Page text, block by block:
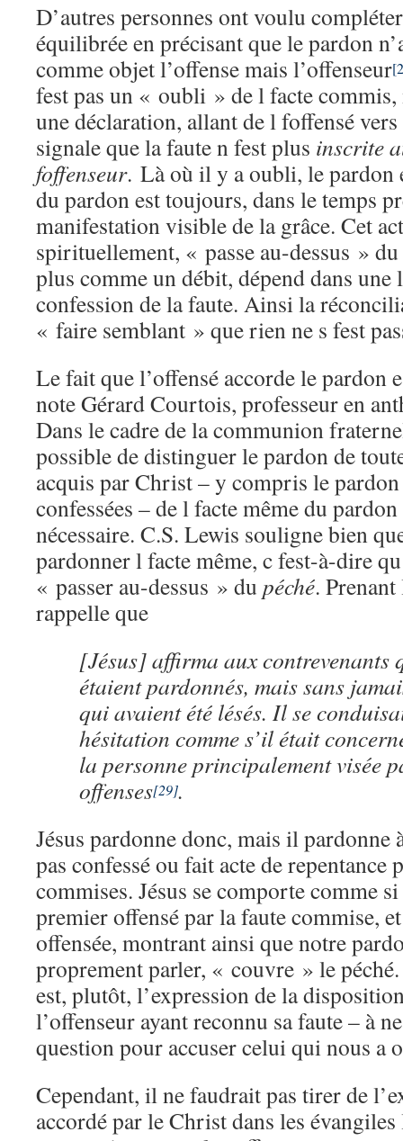
D’autres personnes ont voulu
équilibrée en précisant que le pardon
comme objet l’offense mais l’offenseur
fest pas un « oubli » de l facte commis,
une déclaration, allant de l foffensé
signale que la faute n fest plus inscrite
foffenseur. Là où il y a oubli, le
du pardon est toujours, dans le temps
manifestation visible de la grâce. Cet
spirituellement, « passe au-dessus »
plus comme un débit, dépend dans une
confession de la faute. Ainsi la
« faire semblant » que rien ne s fest
Le fait que l’offensé accorde le pardon
note Gérard Courtois, professeur en
Dans le cadre de la communion
possible de distinguer le pardon de
acquis par Christ – y compris le
confessées – de l facte même du
nécessaire. C.S. Lewis souligne bien
pardonner l facte même, c fest-à-dire
« passer au-dessus » du péché.
rappelle que
[Jésus] affirma aux contrevenants
étaient pardonnés, mais sans
qui avaient été lésés. Il se
hésitation comme s’il était
la personne principalement visée
offenses[29].
Jésus pardonne donc, mais il pardonne
pas confessé ou fait acte de repentance
commises. Jésus se comporte comme
premier offensé par la faute commise,
offensée, montrant ainsi que notre
proprement parler, « couvre » le
est, plutôt, l’expression de la
l’offenseur ayant reconnu sa faute – à
question pour accuser celui qui nous a
Cependant, il ne faudrait pas tirer de
accordé par le Christ dans les